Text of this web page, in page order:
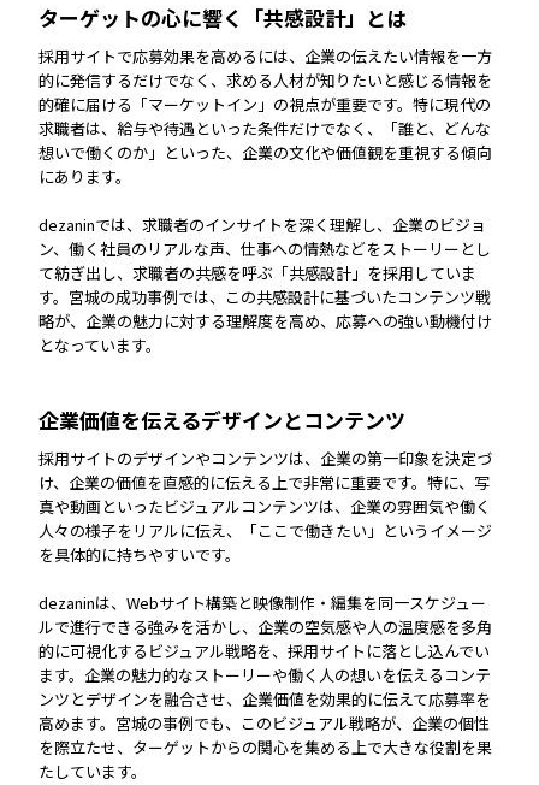
ターゲットの心に響く「共感設計」とは
採用サイトで応募効果を高めるには、企業の伝えたい情報を一方
的に発信するだけでなく、求める人材が知りたいと感じる情報を
的確に届ける「マーケットイン」の視点が重要です。特に現代の
求職者は、給与や待遇といった条件だけでなく、「誰と、どんな
想いで働くのか」といった、企業の文化や価値観を重視する傾向
にあります。
dezaninでは、求職者のインサイトを深く理解し、企業のビジョ
ン、働く社員のリアルな声、仕事への情熱などをストーリーとし
て紡ぎ出し、求職者の共感を呼ぶ「共感設計」を採用していま
す。宮城の成功事例では、この共感設計に基づいたコンテンツ戦
略が、企業の魅力に対する理解度を高め、応募への強い動機付け
となっています。
企業価値を伝えるデザインとコンテンツ
採用サイトのデザインやコンテンツは、企業の第一印象を決定づ
け、企業の価値を直感的に伝える上で非常に重要です。特に、写
真や動画といったビジュアルコンテンツは、企業の雰囲気や働く
人々の様子をリアルに伝え、「ここで働きたい」というイメージ
を具体的に持ちやすいです。
dezaninは、Webサイト構築と映像制作・編集を同一スケジュー
ルで進行できる強みを活かし、企業の空気感や人の温度感を多角
的に可視化するビジュアル戦略を、採用サイトに落とし込んでい
ます。企業の魅力的なストーリーや働く人の想いを伝えるコンテ
ンツとデザインを融合させ、企業価値を効果的に伝えて応募率を
高めます。宮城の事例でも、このビジュアル戦略が、企業の個性
を際立たせ、ターゲットからの関心を集める上で大きな役割を果
たしています。